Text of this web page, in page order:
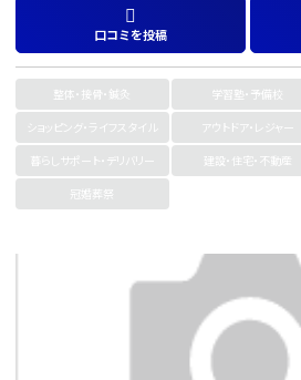
口コミを投稿
整体・接骨・鍼灸 学習塾・予備校
ショッピング・ライフスタイル
アウトドア・レジャー
暮らしサポート・デリバリー
建設・住宅・不動産
冠婚葬祭